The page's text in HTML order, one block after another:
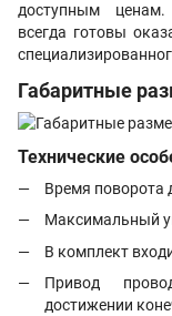
доступным
всегда готовы
Габаритные
Технические
Время поворота
Максимальный
В комплект
Привод
достижении